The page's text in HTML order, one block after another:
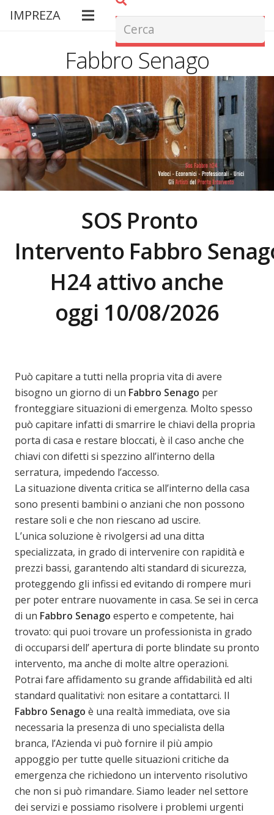
IMPREZA
Fabbro Senago
SOS Pronto
Intervento Fabbro
H24 attivo anche
oggi 10/08/2026
Può capitare a tutti nella propria vita di avere
bisogno un giorno di un Fabbro Senago per
fronteggiare situazioni di emergenza. Molto spesso
può capitare infatti di smarrire le chiavi della propria
porta di casa e restare bloccati, è il caso anche che
chiavi con difetti si spezzino all’interno della
serratura, impedendo l’accesso.
La situazione diventa critica se all’interno della casa
sono presenti bambini o anziani che non possono
restare soli e che non riescano ad uscire.
L’unica soluzione è rivolgersi ad una ditta
specializzata, in grado di intervenire con rapidità e
prezzi bassi, garantendo alti standard di sicurezza,
proteggendo gli infissi ed evitando di rompere muri
per poter entrare nuovamente in casa. Se sei in cerca
di un Fabbro Senago esperto e competente, hai
trovato: qui puoi trovare un professionista in grado
di occuparsi dell’ apertura di porte blindate su pronto
intervento, ma anche di molte altre operazioni.
Potrai fare affidamento su grande affidabilità ed alti
standard qualitativi: non esitare a contattarci. Il
Fabbro Senago è una realtà immediata, ove sia
necessaria la presenza di uno specialista della
branca, l’Azienda vi può fornire il più ampio
appoggio per tutte quelle situazioni critiche da
emergenza che richiedono un intervento risolutivo
che non si può rimandare. Siamo leader nel settore
dei servizi e possiamo risolvere i problemi urgenti